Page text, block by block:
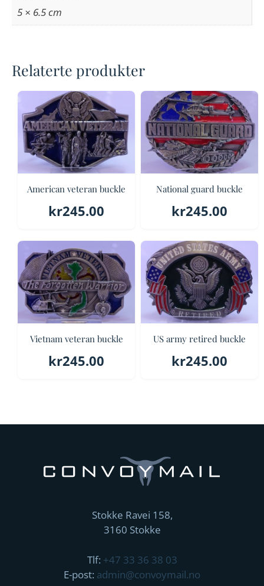
5 × 6.5 cm
Relaterte produkter
American veteran buckle
kr245.00
National guard buckle
kr245.00
Vietnam veteran buckle
kr245.00
US army retired buckle
kr245.00
Stokke Ravei 158,
3160 Stokke
Tlf: +47 33 36 38 03
E-post: admin@convoymail.no